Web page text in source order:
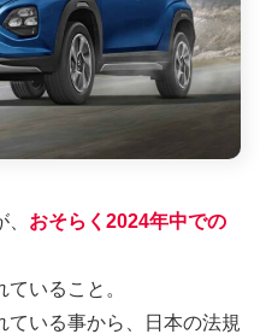
おそらく2024年中での
いること。
いる事から、日本の法規